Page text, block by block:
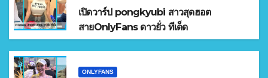
เปิดวาร์ป pongkyubi สาวสุดฮอต
สายOnlyFans ดาวยั่ว ทีเด็ด
ONLYFANS